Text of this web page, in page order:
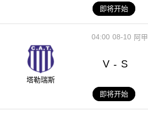
即将开始
08-10
04:00 阿甲
塔勒瑞斯
V - S
即将开始